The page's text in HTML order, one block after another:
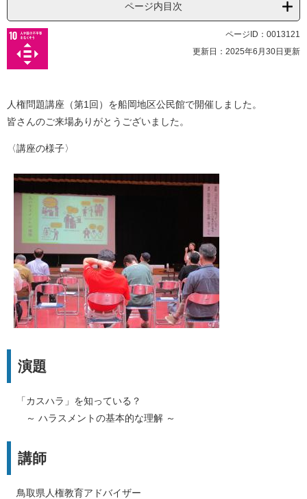
ページ内目次
ページID：0013121
更新日：2025年6月30日更新
人権問題講座（第1回）を船岡地区公民館で開催しました。
皆さんのご来場ありがとうございました。
〈講座の様子〉
演題
「カスハラ」を知っている？
～ ハラスメントの基本的な理解 ～
講師
鳥取県人権教育アドバイザー